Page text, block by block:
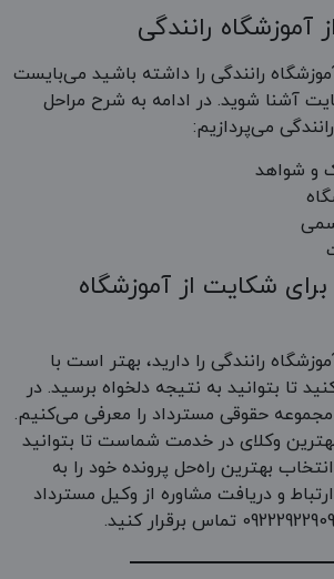
آموزشگاه رانندگی
رانندگی را داشته باشید می‌بایست
آشنا شوید. در ادامه به شرح مراحل
می‌پردازیم:
و شواهد
برای شکایت از آموزشگاه
رانندگی را دارید، بهتر است با
تا بتوانید به نتیجه دلخواه برسید. در
مجموعه حقوقی مسترداد را معرفی می‌کنیم.
وکلای در خدمت شماست تا بتوانید
بهترین راه‌حل پرونده خود را به
و دریافت مشاوره از وکیل مسترداد